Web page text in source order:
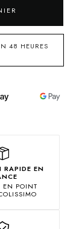
48 HEURES
RAPIDE EN
EN POINT